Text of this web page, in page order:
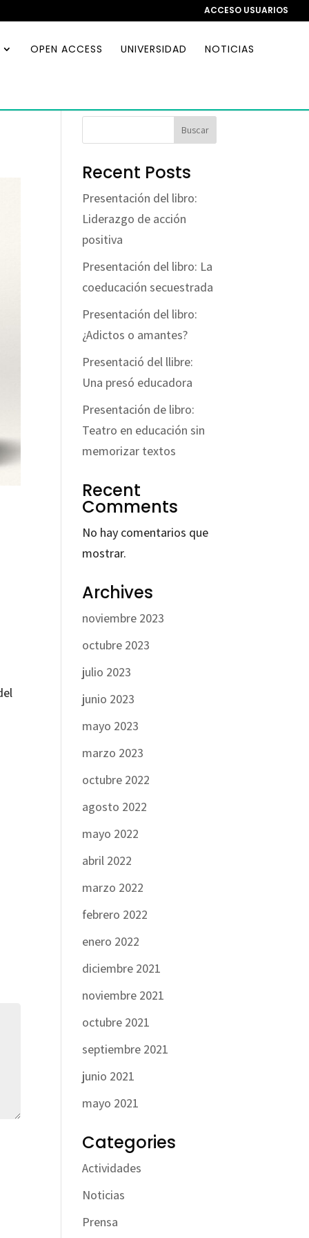
ACCESO USUARIOS
OPEN ACCESS UNIVERSIDAD NOTICIAS
Buscar
Recent Posts
Presentación del libro:
Liderazgo de acción
positiva
Presentación del libro: La
coeducación secuestrada
Presentación del libro:
¿Adictos o amantes?
Presentació del llibre:
Una presó educadora
Presentación de libro:
Teatro en educación sin
memorizar textos
Recent
Comments
No hay comentarios que
mostrar.
Archives
noviembre 2023
octubre 2023
julio 2023
junio 2023
mayo 2023
marzo 2023
octubre 2022
agosto 2022
mayo 2022
abril 2022
marzo 2022
febrero 2022
enero 2022
diciembre 2021
noviembre 2021
octubre 2021
septiembre 2021
junio 2021
mayo 2021
Categories
Actividades
Noticias
Prensa